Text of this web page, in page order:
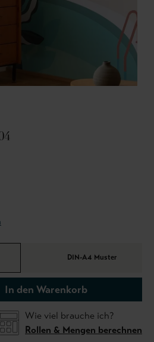
DIN-A4 Muster
In den Warenkorb
Wie viel brauche ich?
Rollen & Mengen berechnen